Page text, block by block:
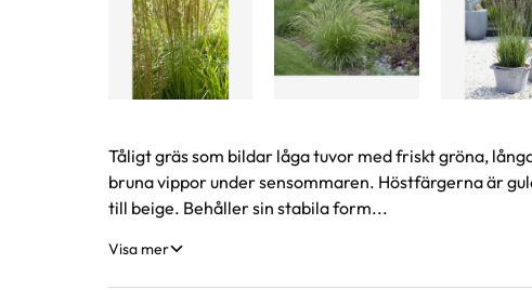
Produktinformation
Tåligt gräs som bildar låga tuvor med friskt gröna,
bruna vippor under sensommaren. Höstfärgerna är
till beige. Behåller sin stabila form...
Visa mer